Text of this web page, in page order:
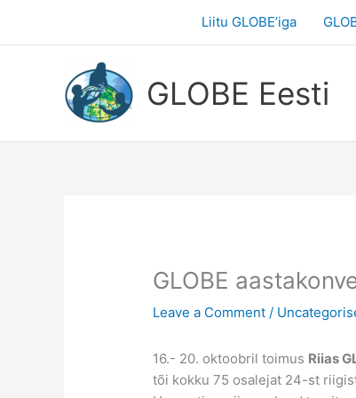
Liitu GLOBE’iga
GLOBE Eesti
GLOBE
Leave a Comment /
16.- 20. oktoobril toimus Riias
tõi kokku 75 osalejat 24-st